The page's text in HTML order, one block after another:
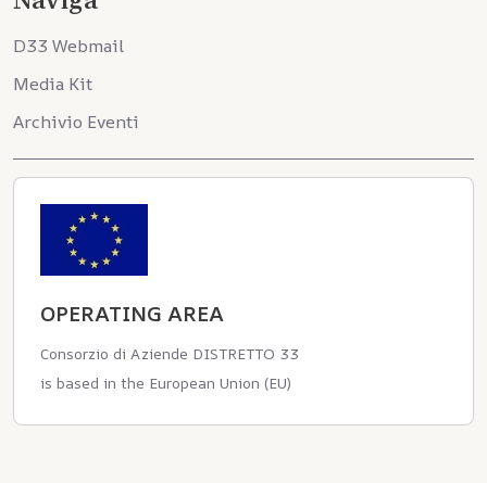
D33 Webmail
Media Kit
Archivio Eventi
OPERATING AREA
Consorzio di Aziende DISTRETTO 33
is based in the European Union (EU)